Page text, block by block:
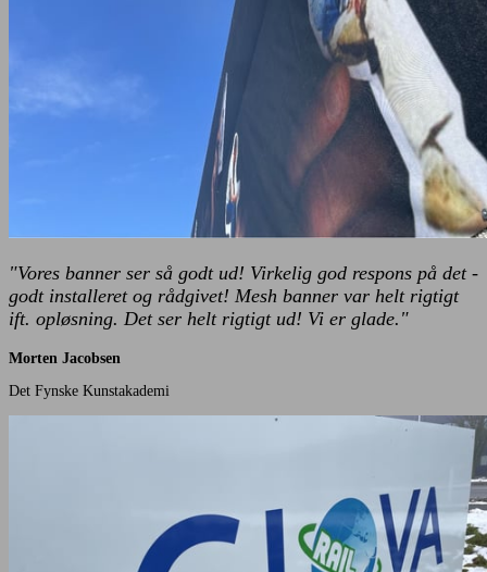
"Vores banner ser så godt ud! Virkelig god respons på det -
godt installeret og rådgivet! Mesh banner var helt rigtigt
ift. opløsning. Det ser helt rigtigt ud! Vi er glade."
Morten Jacobsen
Det Fynske Kunstakademi